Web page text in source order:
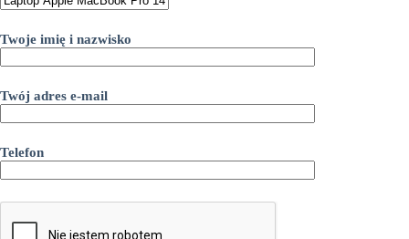
Twoje imię i nazwisko
Twój adres e-mail
Telefon